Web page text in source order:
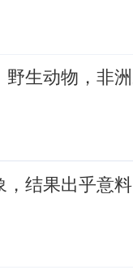
生动物，非
，结果出乎意料